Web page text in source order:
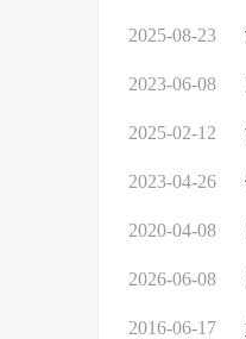
2025-08-23
2023-06-08
2025-02-12
2023-04-26
2020-04-08
2026-06-08
2016-06-17